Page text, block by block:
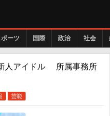
ポーツ 国際 政治 社会
人アイドル 所属事務所
芸能